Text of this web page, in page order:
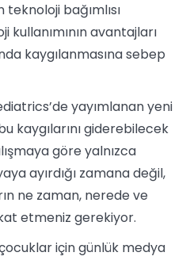
bağımlısı
kullanımının avantajları
kaygılanmasına sebep
yayımlanan yeni
kaygılarını giderebilecek
göre yalnızca
ayırdığı zamana değil,
ne zaman, nerede ve
etmeniz gerekiyor.
için günlük medya